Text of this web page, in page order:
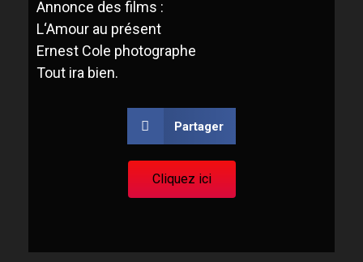
Annonce des films :
L‘Amour au présent
Ernest Cole photographe
Tout ira bien.
Partager
Cliquez ici